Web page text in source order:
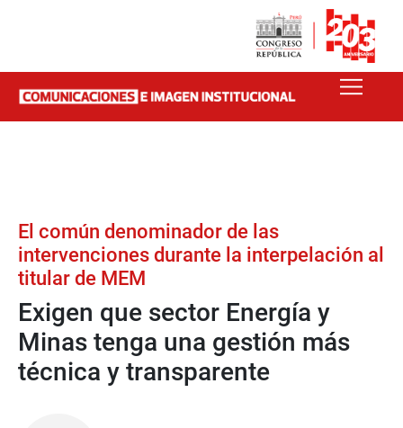
El común denominador de las
intervenciones durante la interpelación al
titular de MEM
Exigen que sector Energía y
Minas tenga una gestión más
técnica y transparente